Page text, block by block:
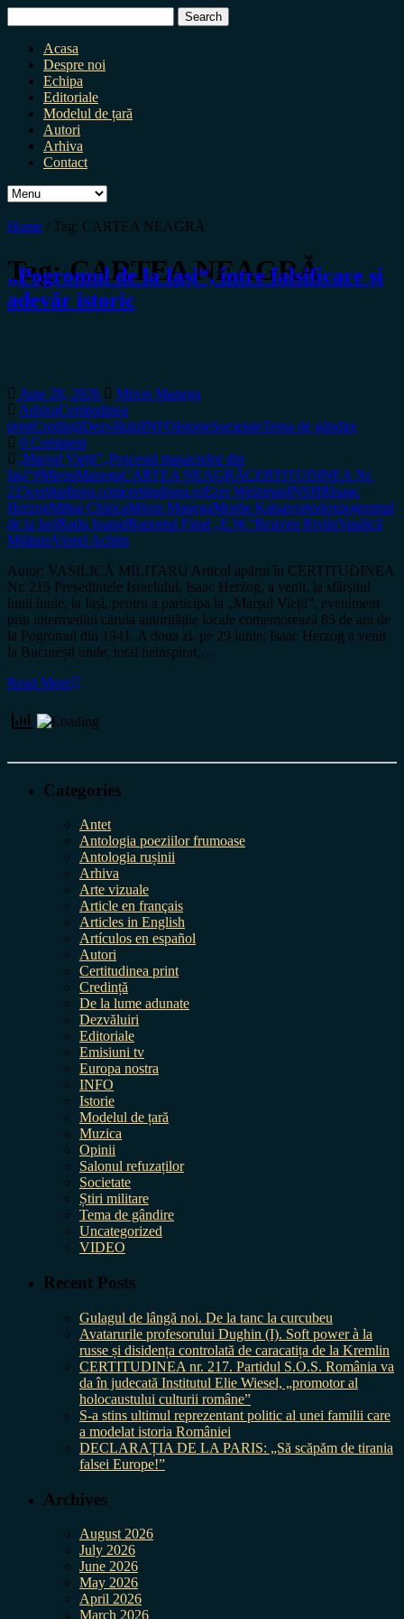
for:
Acasa
Despre noi
Echipa
Editoriale
Modelul de țară
Autori
Arhiva
Contact
Home / Tag: CARTEA NEAGRĂ
Tag:CARTEA NEAGRĂ
„Pogromul de la Iași“, între falsificare și
adevăr istoric
June 28, 2026
Miron Manega
ArhivaCertitudinea
printCredințăDezvăluiriINFOIstorieSocietateTema de gândire
0 Comment
„Marșul Vieții”„Procesul masacrelor din
Iaşi“#MironManegaCARTEA NEAGRĂCERTITUDINEA Nr.
215certitudinea.comcertitudinea.roEzer WeizmanINSHRIsaac
HerzogMihai ChiricaMiron ManegaMoshe Katsavortodoxpogromul
de la IașiRadu IoanidRaportul Final „E.W.“Reuven RivlinVasilică
MilitaruViorel Achim
Autor: VASILICĂ MILITARU Articol apărut în CERTITUDINEA
Nr. 215 Președintele Israelului, Isaac Herzog, a venit, la sfârșitul
lunii iunie, la Iași, pentru a participa la „Marșul Vieții”, eveniment
prin intermediul căruia autoritățile locale comemorează 85 de ani de
la Pogromul din 1941. A doua zi, pe 29 iunie, Isaac Herzog a venit
la București unde, total neinspirat,…
Read More
Categories
Antet
Antologia poeziilor frumoase
Antologia rușinii
Arhiva
Arte vizuale
Article en français
Articles in English
Artículos en español
Autori
Certitudinea print
Credință
De la lume adunate
Dezvăluiri
Editoriale
Emisiuni tv
Europa nostra
INFO
Istorie
Modelul de țară
Muzica
Opinii
Salonul refuzaților
Societate
Știri militare
Tema de gândire
Uncategorized
VIDEO
Recent Posts
Gulagul de lângă noi. De la tanc la curcubeu
Avatarurile profesorului Dughin (I). Soft power à la
russe și disidența controlată de caracatița de la Kremlin
CERTITUDINEA nr. 217. Partidul S.O.S. România va
da în judecată Institutul Elie Wiesel, „promotor al
holocaustului culturii române”
S-a stins ultimul reprezentant politic al unei familii care
a modelat istoria României
DECLARAȚIA DE LA PARIS: „Să scăpăm de tirania
falsei Europe!”
Archives
August 2026
July 2026
June 2026
May 2026
April 2026
March 2026